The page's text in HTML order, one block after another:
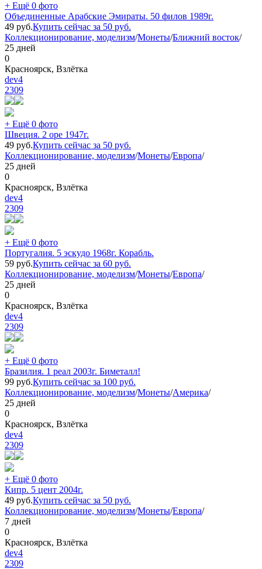
+ Ещё 0 фото
Объединенные Арабские Эмираты. 50 филов 1989г.
49 руб.Купить сейчас за 50 руб.
Коллекционирование, моделизм/Монеты/Ближний восток/
25 дней
0
Красноярск, Взлётка
dev4
2309
+ Ещё 0 фото
Швеция. 2 оре 1947г.
49 руб.Купить сейчас за 50 руб.
Коллекционирование, моделизм/Монеты/Европа/
25 дней
0
Красноярск, Взлётка
dev4
2309
+ Ещё 0 фото
Португалия. 5 эскудо 1968г. Корабль.
59 руб.Купить сейчас за 60 руб.
Коллекционирование, моделизм/Монеты/Европа/
25 дней
0
Красноярск, Взлётка
dev4
2309
+ Ещё 0 фото
Бразилия. 1 реал 2003г. Биметалл!
99 руб.Купить сейчас за 100 руб.
Коллекционирование, моделизм/Монеты/Америка/
25 дней
0
Красноярск, Взлётка
dev4
2309
+ Ещё 0 фото
Кипр. 5 цент 2004г.
49 руб.Купить сейчас за 50 руб.
Коллекционирование, моделизм/Монеты/Европа/
7 дней
0
Красноярск, Взлётка
dev4
2309